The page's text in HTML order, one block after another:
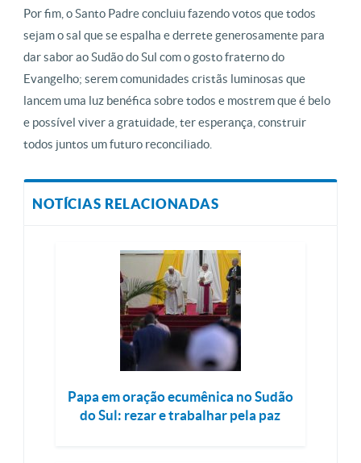
Por fim, o Santo Padre concluiu fazendo votos que todos
sejam o sal que se espalha e derrete generosamente para
dar sabor ao Sudão do Sul com o gosto fraterno do
Evangelho; serem comunidades cristãs luminosas que
lancem uma luz benéfica sobre todos e mostrem que é belo
e possível viver a gratuidade, ter esperança, construir
todos juntos um futuro reconciliado.
NOTÍCIAS RELACIONADAS
Papa em oração ecumênica no Sudão
do Sul: rezar e trabalhar pela paz